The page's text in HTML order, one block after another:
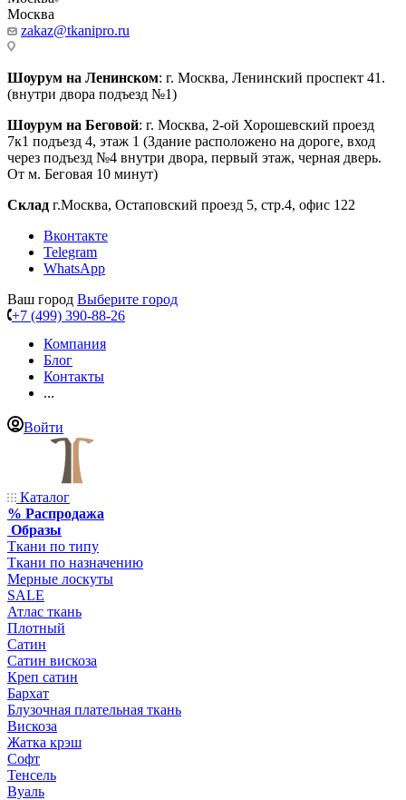
Москва
zakaz@tkanipro.ru
Шоурум на Ленинском: г. Москва, Ленинский проспект 41.
(внутри двора подъезд №1)
Шоурум на Беговой: г. Москва, 2-ой Хорошевский проезд
7к1 подъезд 4, этаж 1 (Здание расположено на дороге, вход
через подъезд №4 внутри двора, первый этаж, черная дверь.
От м. Беговая 10 минут)
Склад г.Москва, Остаповский проезд 5, стр.4, офис 122
Вконтакте
Telegram
WhatsApp
Ваш город Выберите город
+7 (499) 390-88-26
Компания
Блог
Контакты
...
Войти
Каталог
% Распродажа
Образы
Ткани по типу
Ткани по назначению
Мерные лоскуты
SALE
Атлас ткань
Плотный
Сатин
Сатин вискоза
Креп сатин
Бархат
Блузочная плательная ткань
Вискоза
Жатка крэш
Софт
Тенсель
Вуаль